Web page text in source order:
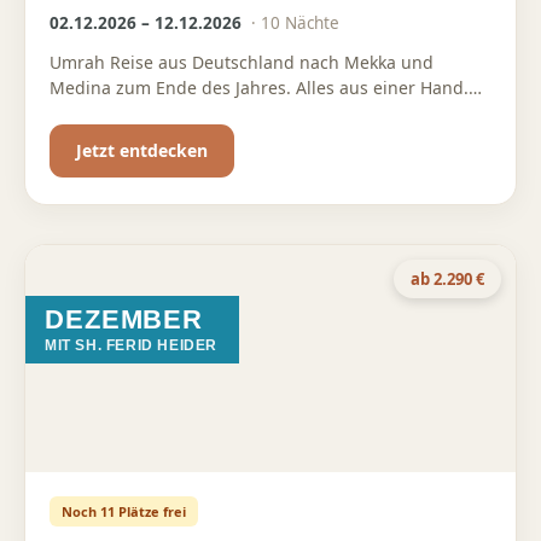
02.12.2026 – 12.12.2026 · 10 Nächte
Umrah Reise aus Deutschland nach Mekka und
Medina zum Ende des Jahres. Alles aus einer Hand.
Jetzt entdecken
DEZEMBER
MIT SH. FERID HEIDER
ab 2.290 €
Noch 11 Plätze frei